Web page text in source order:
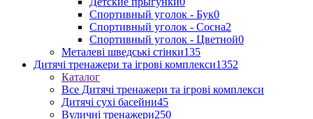
Спортивный уголок - Бук0
Спортивный уголок - Сосна2
Спортивный уголок - Цветной0
Металеві шведські стінки135
Дитячі тренажери та ігрові комплекси1352
Каталог
Все Дитячі тренажери та ігрові комплекси
Дитячі сухі басейни45
Вуличні тренажери250